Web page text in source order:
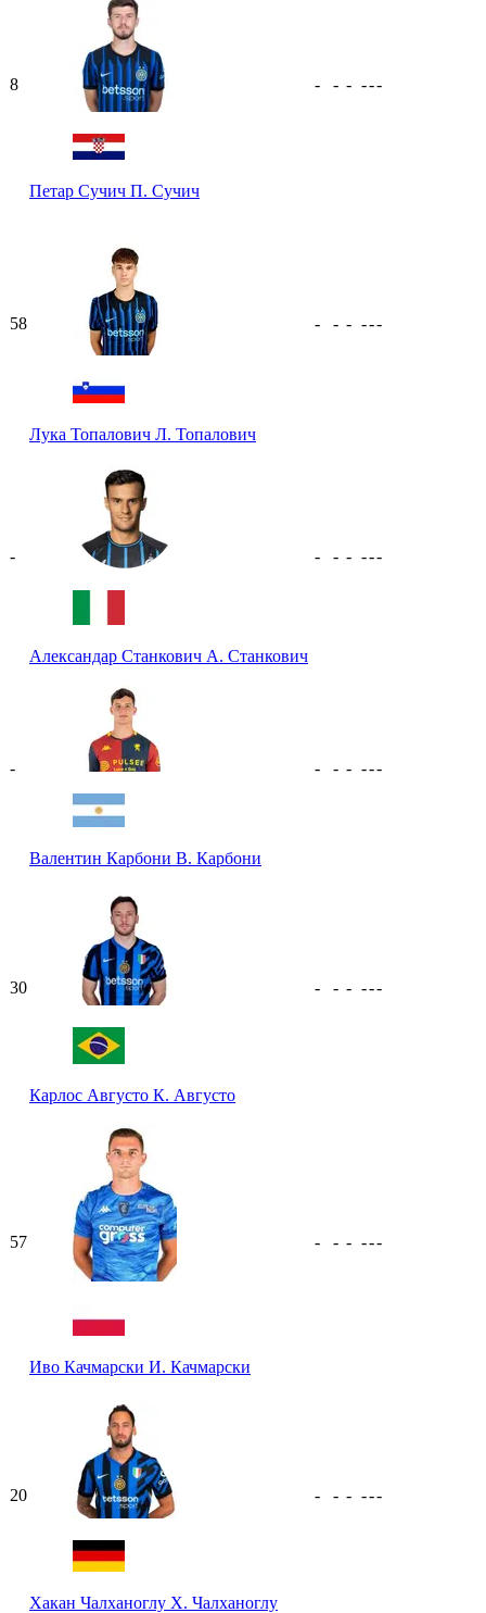
8
Петар Сучич П. Сучич
- - - ---
58
Лука Топалович Л. Топалович
- - - ---
-
Александар Станкович А. Станкович
- - - ---
-
Валентин Карбони В. Карбони
- - - ---
30
Карлос Августо К. Августо
- - - ---
57
Иво Качмарски И. Качмарски
- - - ---
20
Хакан Чалханоглу Х. Чалханоглу
- - - ---